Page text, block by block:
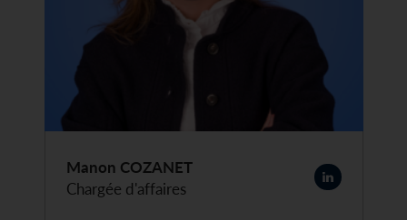
Manon COZANET
Chargée d'affaires